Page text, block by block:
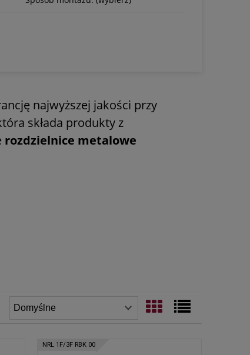
najwyższej jakości przy
składa produkty z
rozdzielnice metalowe
NRL 1F/3F RBK 00